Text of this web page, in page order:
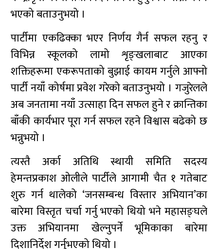
भएको बताउनुभयो ।
पार्टीमा एकढिक्का भएर निर्णय गैर्न सफल रहनु र
विभिन्न स्कूलको लामो शृङ्खलाबाट आएका
शक्तिहरूमा एकरूपताको बुझाई कायम गर्नुले आफ्नो
पार्टी नयाँ कोर्षमा प्रवेश गरेको बताउनुभयो । गजुरेलले
अब जनतामा नयाँ उत्साहा दिन सफल हुने र क्रान्तिका
बाँकी कार्यभार पूरा गर्न सफल रहने विश्वास बढेको छ
भन्नुभयो ।
त्यस्तै अर्का अतिथि स्थायी समिति सदस्य
हेमन्तप्रकाश ओलीले पार्टीले आगामी चैत १ गतेबाट
शुरु गर्न थालेको ‘जनसम्बन्ध विस्तार अभियान’का
बारेमा विस्तृत चर्चा गर्नु भएको थियो भने महासङ्घले
उक्त अभियानमा खेल्नुपर्ने भूमिकाका बारेमा
दिशानिर्देश गर्नुभएको थियो ।